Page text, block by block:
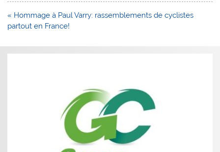
Navigation
de
« Hommage à Paul Varry: rassemblements de cyclistes
partout en France!